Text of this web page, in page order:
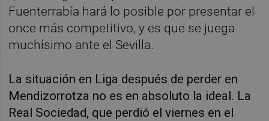
Fuenterrabía hará lo posible por presentar el
once más competitivo, y es que se juega
muchísimo ante el Sevilla.
La situación en Liga después de perder en
Mendizorrotza no es en absoluto la ideal. La
Real Sociedad, que perdió el viernes en el